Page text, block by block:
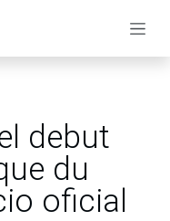
debut
du
oficial